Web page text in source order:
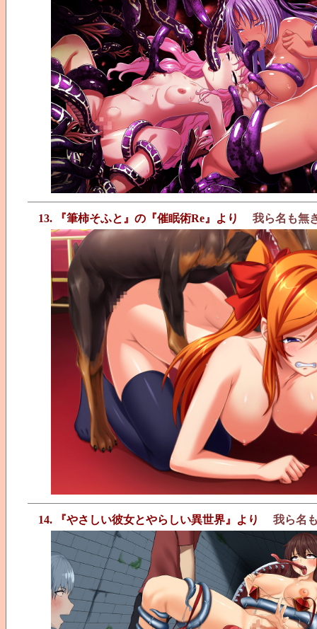
13. 『筆柿そふと』の『催眠術Re』より 我ら名も無
14. 『やさしい彼女とやらしい異世界』より 我ら名